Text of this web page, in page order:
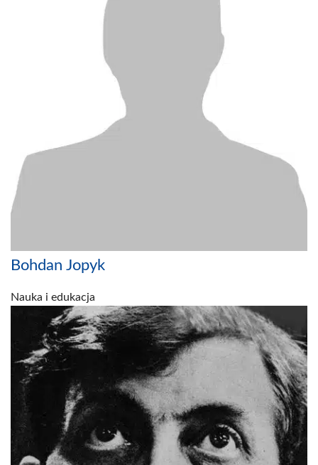
Bohdan Jopyk
Nauka i edukacja